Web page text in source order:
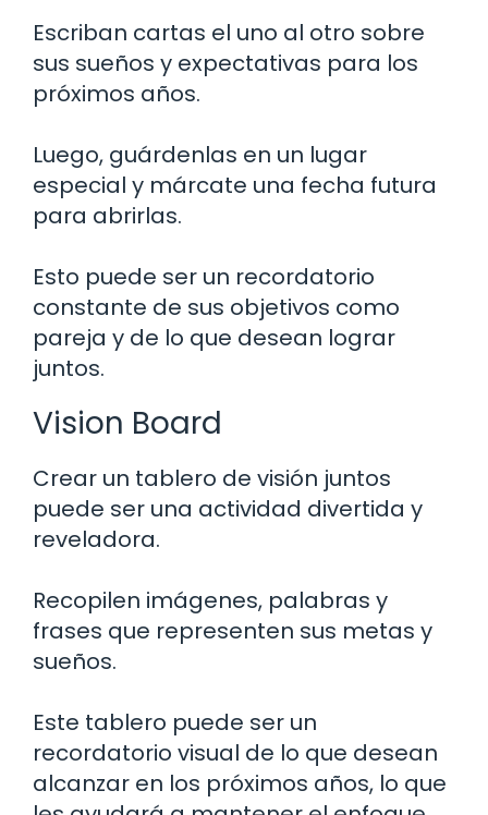
Escriban cartas el uno al otro sobre
sus sueños y expectativas para los
próximos años.
Luego, guárdenlas en un lugar
especial y márcate una fecha futura
para abrirlas.
Esto puede ser un recordatorio
constante de sus objetivos como
pareja y de lo que desean lograr
juntos.
Vision Board
Crear un tablero de visión juntos
puede ser una actividad divertida y
reveladora.
Recopilen imágenes, palabras y
frases que representen sus metas y
sueños.
Este tablero puede ser un
recordatorio visual de lo que desean
alcanzar en los próximos años, lo que